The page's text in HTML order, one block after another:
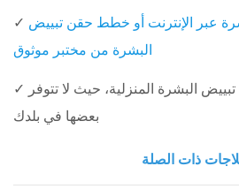
✓ عبر الإنترنت أو خطط حقن تبييض
البشرة من مختبر موثوق
✓ اقرأ المزيد عن خطط تبييض البشرة المنزلية، حيث لا تتوفر
بعضها في بلدك
ذات الصلة